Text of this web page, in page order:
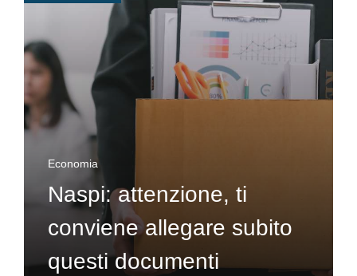
Economia
Naspi: attenzione, ti
conviene allegare subito
questi documenti